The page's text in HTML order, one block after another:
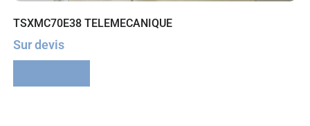
TSXMC70E38 TELEMECANIQUE
Sur devis